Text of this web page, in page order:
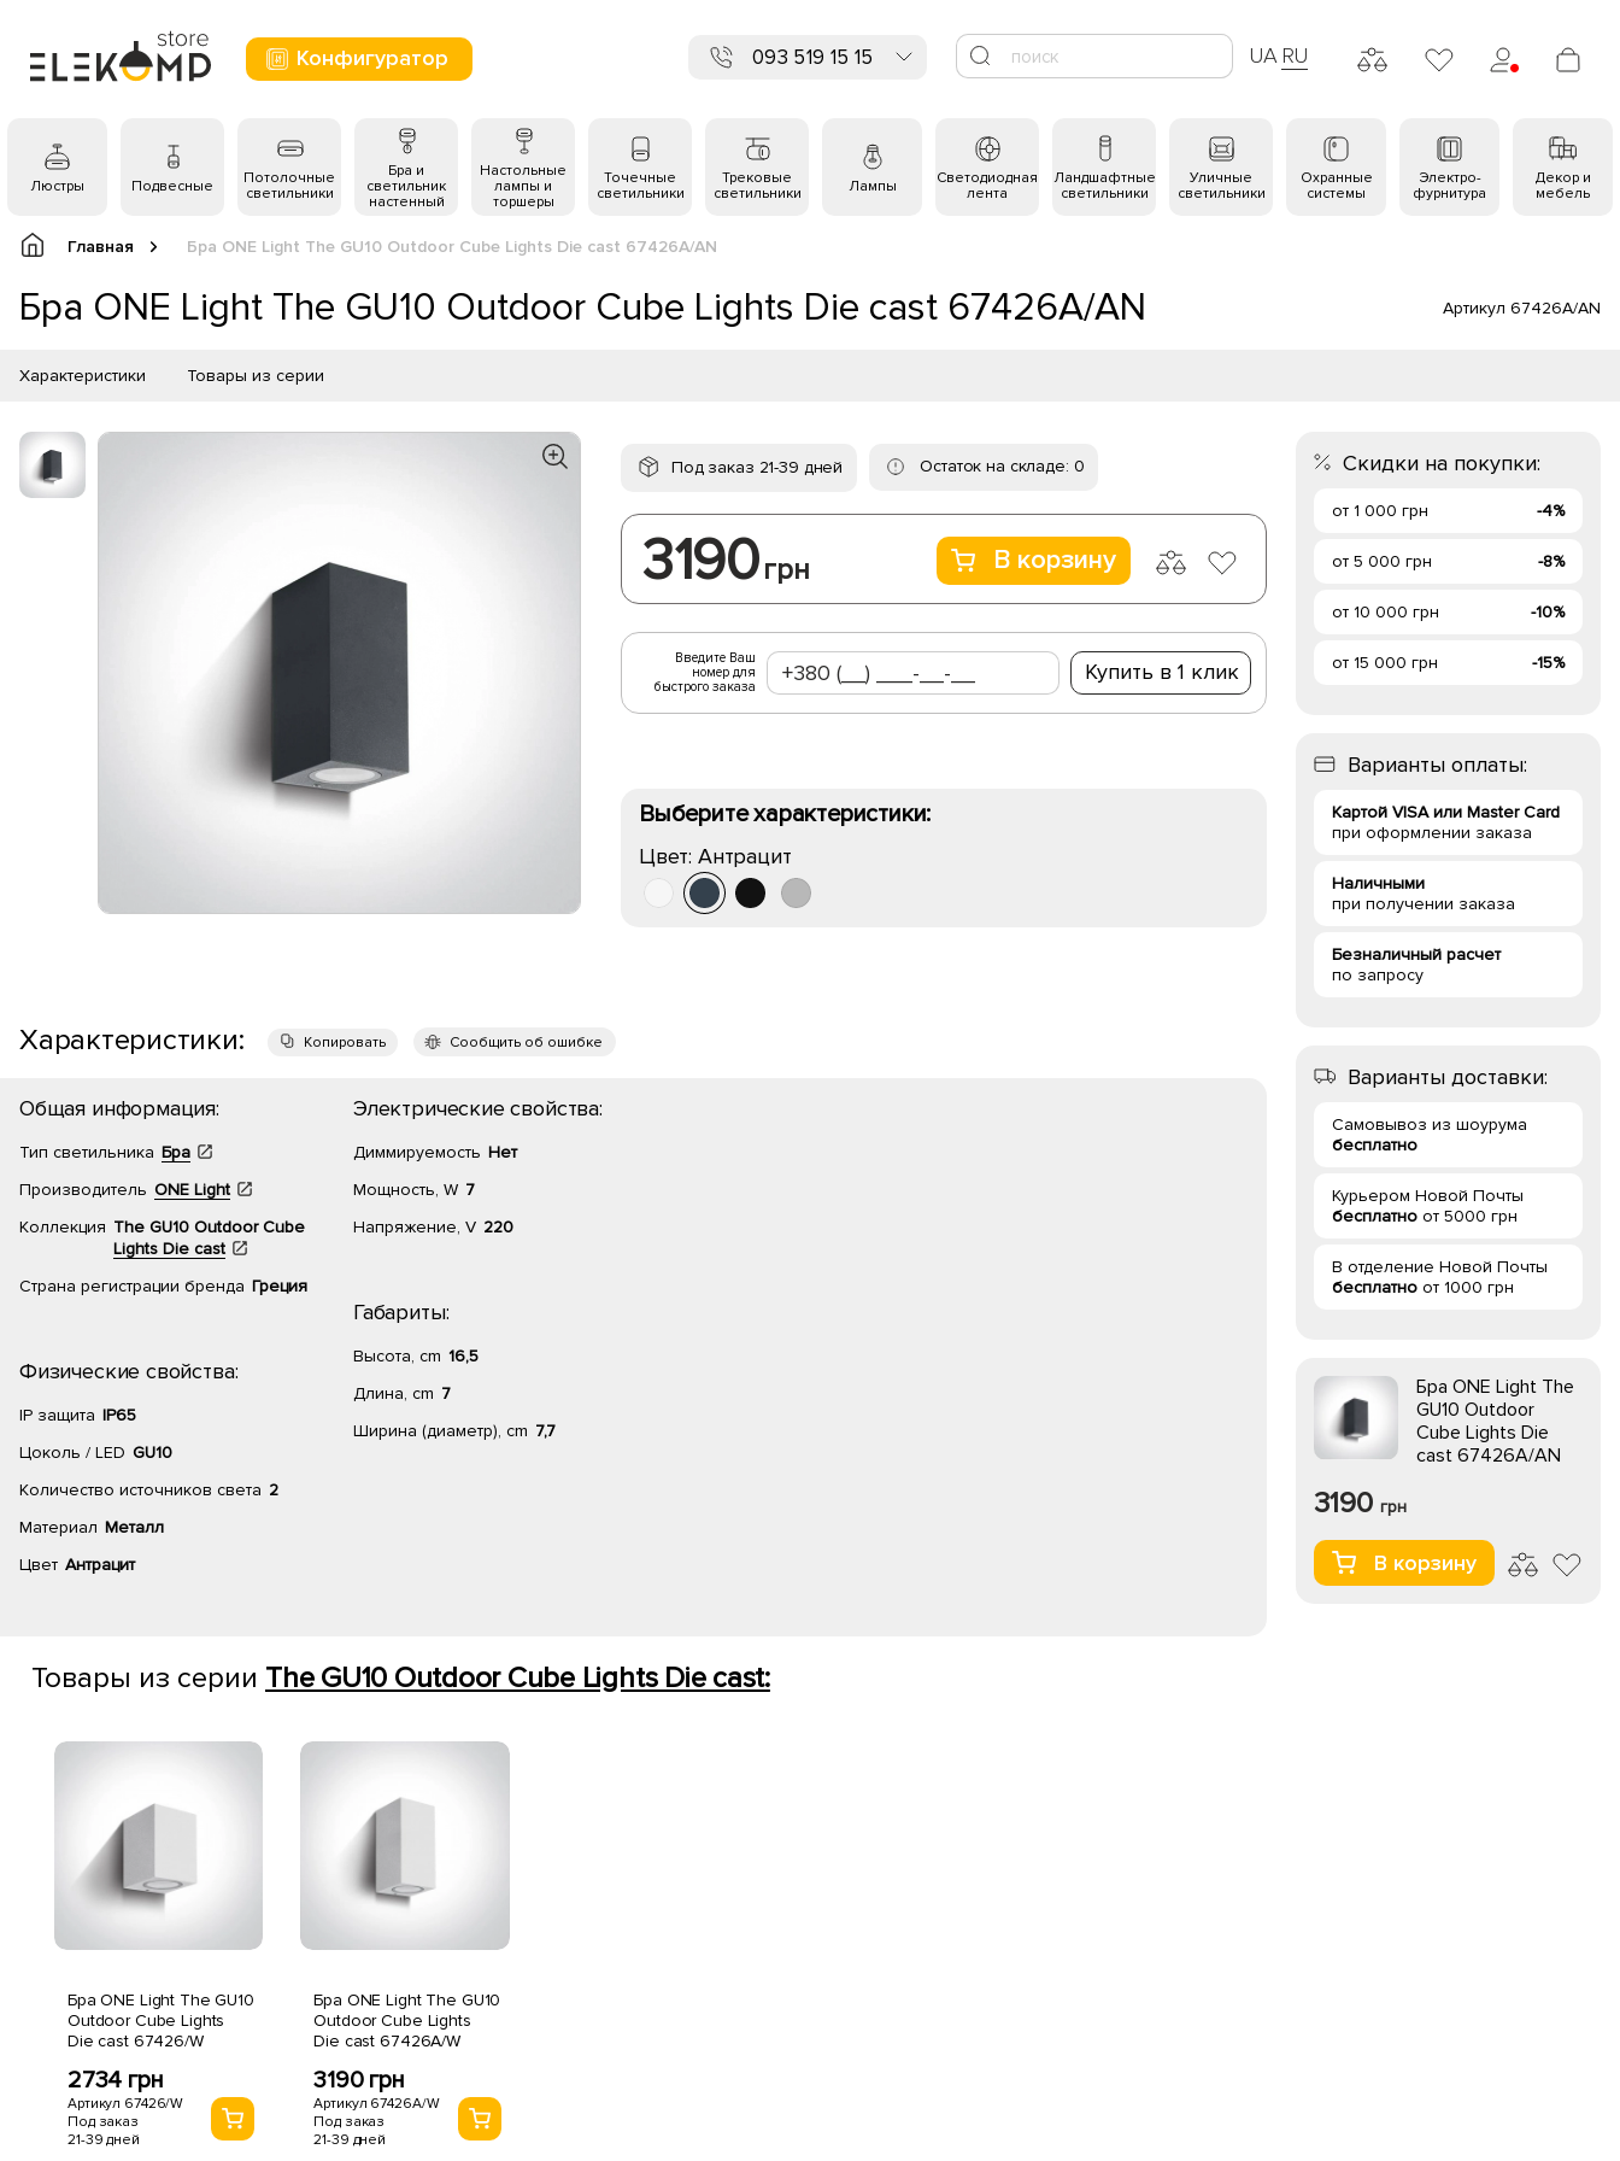
Конфигуратор 093 519 15 15 UA RU
Люстры Подвесные
Потолочные
светильники
Бра и
светильник
настенный
Настольные
лампы и
торшеры
Точечные
светильники
Трековые
светильники
Лампы
Светодиодная
лента
Ландшафтные
светильники
Уличные
светильники
Охранные
системы
Электро-
фурнитура
Декор и
мебель
Главная Бра ONE Light The GU10 Outdoor Cube Lights Die cast 67426A/AN
Бра ONE Light The GU10 Outdoor Cube Lights Die cast 67426A/AN Артикул 67426A/AN
Характеристики Товары из серии
Под заказ 21-39 дней Остаток на складе: 0
3190 грн В корзину
Введите Ваш
номер для
быстрого заказа
Купить в 1 клик
Выберите характеристики:
Цвет: Антрацит
Характеристики: Копировать Сообщить об ошибке
Общая информация:
Тип светильника Бра
Производитель ONE Light
Коллекция The GU10 Outdoor Cube
Lights Die cast
Страна регистрации бренда Греция
Физические свойства:
IP защита IP65
Цоколь / LED GU10
Количество источников света 2
Материал Металл
Цвет Антрацит
Электрические свойства:
Диммируемость Нет
Мощность, W 7
Напряжение, V 220
Габариты:
Высота, cm 16,5
Длина, cm 7
Ширина (диаметр), cm 7,7
Товары из серии The GU10 Outdoor Cube Lights Die cast:
Бра ONE Light The GU10
Outdoor Cube Lights
Die cast 67426/W
2734 грн
Артикул 67426/W
Под заказ
21-39 дней
Бра ONE Light The GU10
Outdoor Cube Lights
Die cast 67426A/W
3190 грн
Артикул 67426A/W
Под заказ
21-39 дней
Скидки на покупки:
от 1 000 грн -4%
от 5 000 грн -8%
от 10 000 грн -10%
от 15 000 грн -15%
Варианты оплаты:
Картой VISA или Master Card
при оформлении заказа
Наличными
при получении заказа
Безналичный расчет
по запросу
Варианты доставки:
Самовывоз из шоурума
бесплатно
Курьером Новой Почты
бесплатно от 5000 грн
В отделение Новой Почты
бесплатно от 1000 грн
Бра ONE Light The
GU10 Outdoor
Cube Lights Die
cast 67426A/AN
3190 грн
В корзину